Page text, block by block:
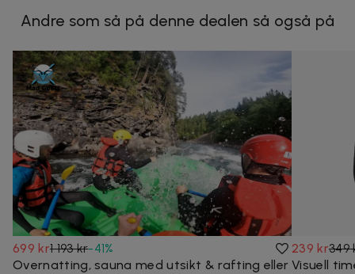
Andre som så på denne dealen så også på
699 kr1 193 kr-41%
Overnatting, sauna med utsikt & rafting eller
239 kr349
Visuell